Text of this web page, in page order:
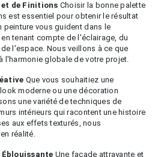
de Finitions Choisir la bonne palette
est essentiel pour obtenir le résultat
peinture vous guident dans le
tenant compte de l'éclairage, du
l'espace. Nous veillons à ce que
l'harmonie globale de votre projet.
Que vous souhaitiez une
moderne ou une décoration
une variété de techniques de
intérieurs qui racontent une histoire
aux effets texturés, nous
réalité.
Éblouissante Une façade attrayante et